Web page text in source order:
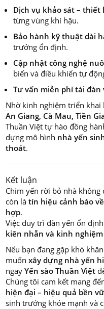
Dịch vụ khảo sát – thiết
từng vùng khí hậu.
Bảo hành kỹ thuật dài
trưởng ổn định.
Cập nhật công nghệ
biến và điều khiển tự
Tư vấn miễn phí tái đàn
Nhờ kinh nghiệm triển
An Giang, Cà Mau, Tiền
Thuần Việt tự hào đồng
dựng mô hình nhà yến
thoát.
Kết luận
Chim yến rời bỏ nhà
còn làtín hiệu cảnh báo
hợp.
Việc duy trì đàn yến ổn
kiên nhẫn và kinh
Nếu bạn đang gặp khó
muốnxây dựng nhà yến
ngayYến sào Thuần Việt
Chúng tôi cam kết mang
hiện đại – hiệu quả bền
sinh trưởng khỏe mạnh và